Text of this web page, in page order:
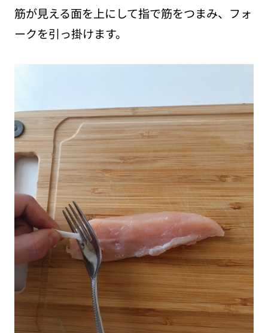
筋が見える面を上にして指で筋をつまみ、フォ
ークを引っ掛けます。